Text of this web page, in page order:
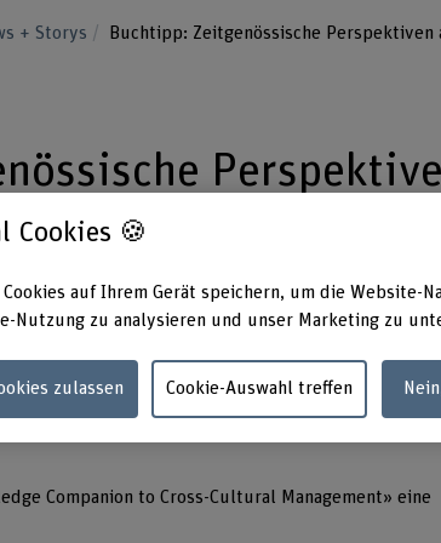
+ Storys Buchtipp: Zeitgenössische
und
Komplexität gerecht?
Companion to Cross-Cultural Management» eine
Cookies 🍪
Cookies auf Ihrem Gerät speichern, um die Website-
Nutzung zu analysieren und unser Marketing zu
zulassen Cookie-Auswahl treffen